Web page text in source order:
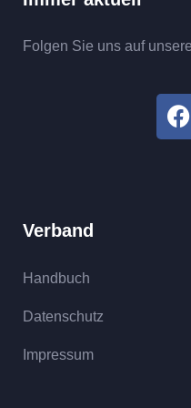
Folgen Sie uns auf
Verband
Handbuch
Datenschutz
Impressum